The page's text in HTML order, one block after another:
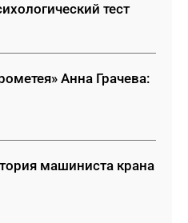
тест
Анна Грачева:
машиниста крана